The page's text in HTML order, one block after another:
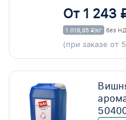
От 1 243
1 018,85 ₽/кг без
(при заказе от